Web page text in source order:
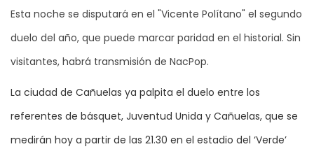
Esta noche se disputará en el "Vicente Polítano" el segundo
duelo del año, que puede marcar paridad en el historial. Sin
visitantes, habrá transmisión de NacPop.
La ciudad de Cañuelas ya palpita el duelo entre los
referentes de básquet, Juventud Unida y Cañuelas, que se
medirán hoy a partir de las 21.30 en el estadio del ‘Verde’